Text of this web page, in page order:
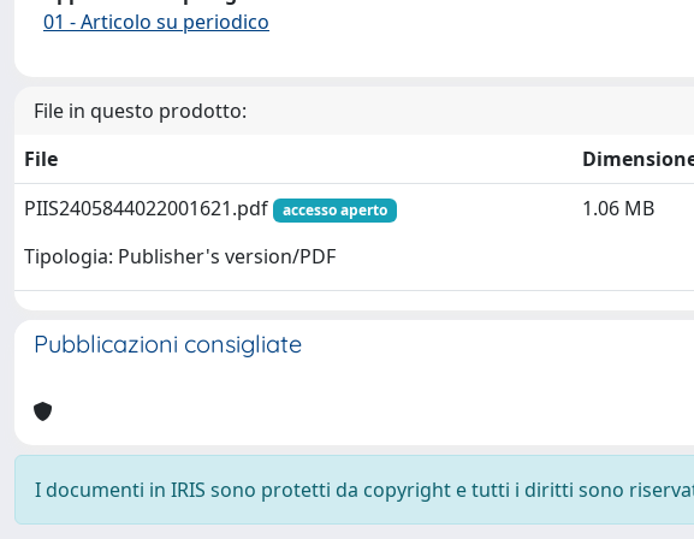
01 - Articolo su periodico
File in questo prodotto:
File
PIIS2405844022001621.pdf
accesso aperto
Tipologia: Publisher's version/PDF
1.06 MB
Pubblicazioni consigliate
I documenti in IRIS sono protetti da copyright e tutti i diritti sono